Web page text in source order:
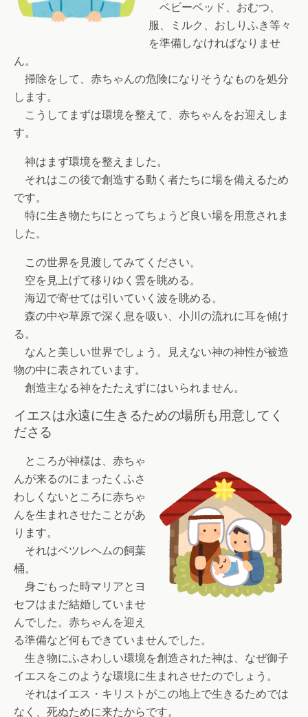
ベビーベッド、おむつ、
服、ミルク、おしりふき等々
を準備しなければなりませ
ん。
掃除をして、赤ちゃんの危険になりそうなものを処分
します。
こうしてまずは環境を整えて、赤ちゃんをお迎えしま
す。
神はまず環境を整えました。
それはこの後で創造する動く者たちに場を備えるため
です。
特に生き物たちにとってちょうど良い場を用意されま
した。
この世界を見渡してみてください。
空を見上げて移りゆく雲を眺める。
海辺で寄せては引いていく波を眺める。
森の中や草原で深く息を吸い、小川の流れに耳を傾け
る。
なんと美しい世界でしょう。見えない神の神性が被造
物の中に表されています。
創造主なる神をたたえずにはいられません。
イエスは永遠に生きるための場所も用意してく
ださる
ところが神様は、赤ちゃ
んが来るのにまったくふさ
わしくないところに赤ちゃ
んを生まれさせたことがあ
ります。
それはベツレヘムの飼葉
桶。
身ごもった時マリアとヨ
セフはまだ結婚していませ
んでした。赤ちゃんを迎え
る準備など何もできていませんでした。
生き物にふさわしい環境を創造された神は、なぜ御子
イエスをこのような環境に生まれさせたのでしょう。
それはイエス・キリストがこの地上で生きるためでは
なく、死ぬために来たからです。